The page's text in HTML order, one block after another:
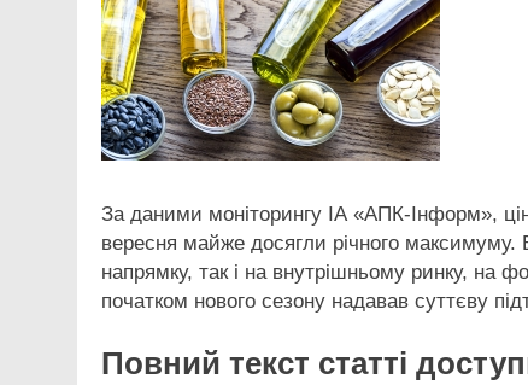
За даними моніторингу ІА «АПК-Інформ»,
вересня майже досягли річного
напрямку, так і на внутрішньому ринку, на
початком нового сезону надавав суттєву
Повний текст статті